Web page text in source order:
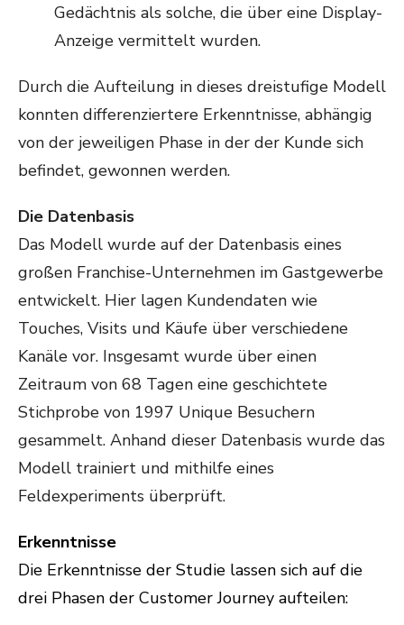
Gedächtnis als solche, die über eine Display-
Anzeige vermittelt wurden.
Durch die Aufteilung in dieses dreistufige Modell
konnten differenziertere Erkenntnisse, abhängig
von der jeweiligen Phase in der der Kunde sich
befindet, gewonnen werden.
Die Datenbasis
Das Modell wurde auf der Datenbasis eines
großen Franchise-Unternehmen im Gastgewerbe
entwickelt. Hier lagen Kundendaten wie
Touches, Visits und Käufe über verschiedene
Kanäle vor. Insgesamt wurde über einen
Zeitraum von 68 Tagen eine geschichtete
Stichprobe von 1997 Unique Besuchern
gesammelt. Anhand dieser Datenbasis wurde das
Modell trainiert und mithilfe eines
Feldexperiments überprüft.
Erkenntnisse
Die Erkenntnisse der Studie lassen sich auf die
drei Phasen der Customer Journey aufteilen: